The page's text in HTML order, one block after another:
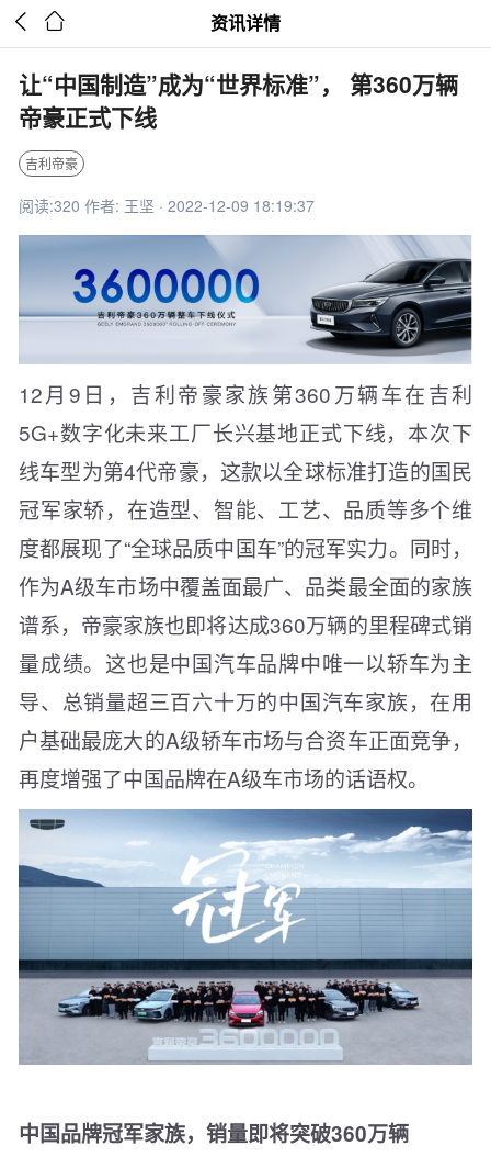
  资讯详情
让“中国制造”成为“世界标准”， 第360万辆
帝豪正式下线
吉利帝豪
阅读:320 作者: 王坚 · 2022-12-09 18:19:37
12月9日，吉利帝豪家族第360万辆车在吉利
5G+数字化未来工厂长兴基地正式下线，本次下
线车型为第4代帝豪，这款以全球标准打造的国民
冠军家轿，在造型、智能、工艺、品质等多个维
度都展现了“全球品质中国车”的冠军实力。同时，
作为A级车市场中覆盖面最广、品类最全面的家族
谱系，帝豪家族也即将达成360万辆的里程碑式销
量成绩。这也是中国汽车品牌中唯一以轿车为主
导、总销量超三百六十万的中国汽车家族，在用
户基础最庞大的A级轿车市场与合资车正面竞争，
再度增强了中国品牌在A级车市场的话语权。
中国品牌冠军家族，销量即将突破360万辆